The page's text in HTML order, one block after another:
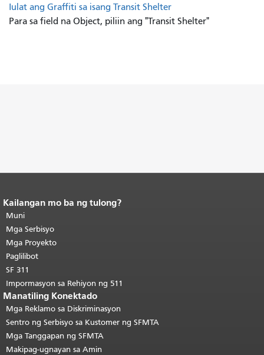
Iulat ang Graffiti sa isang Transit Shelter
Para sa field na Object, piliin ang "Transit Shelter"
Katapusan ng nilalaman ng
pahina.
pahinang ito ay nauulit sa bawat
pahina.Bumalik sa tuktok ng
pangunahing nilalaman
Kailangan mo ba ng tulong?
Muni
Mga Serbisyo
Mga Proyekto
Paglilibot
SF 311
Impormasyon sa Rehiyon ng 511
Manatiling Konektado
Mga Reklamo sa Diskriminasyon
Sentro ng Serbisyo sa Kustomer ng SFMTA
Mga Tanggapan ng SFMTA
Makipag-ugnayan sa Amin